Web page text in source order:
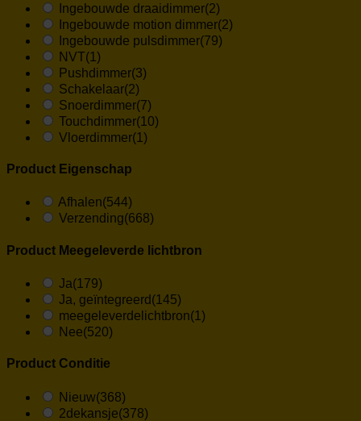
Ingebouwde draaidimmer(2)
Ingebouwde motion dimmer(2)
Ingebouwde pulsdimmer(79)
NVT(1)
Pushdimmer(3)
Schakelaar(2)
Snoerdimmer(7)
Touchdimmer(10)
Vloerdimmer(1)
Product Eigenschap
Afhalen(544)
Verzending(668)
Product Meegeleverde lichtbron
Ja(179)
Ja, geïntegreerd (145)
meegeleverdelichtbron(1)
Nee(520)
Product Conditie
Nieuw(368)
2dekansje(378)